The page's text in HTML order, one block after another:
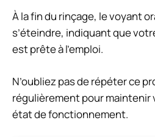
À la fin du rinçage, le voyant
s’éteindre, indiquant que
est prête à l’emploi.
N’oubliez pas de répéter ce
régulièrement pour maintenir
état de fonctionnement.